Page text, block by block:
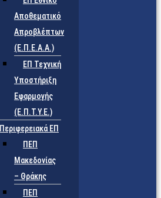
Αποθεματικό
Απροβλέπτων
(Ε.Π.Ε.Α.Α.)
ΕΠ Τεχνική
Υποστήριξη
Εφαρμογής
(Ε.Π.Τ.Υ.Ε.)
Περιφερειακά ΕΠ
ΠΕΠ
Μακεδονίας
– Θράκης
ΠΕΠ